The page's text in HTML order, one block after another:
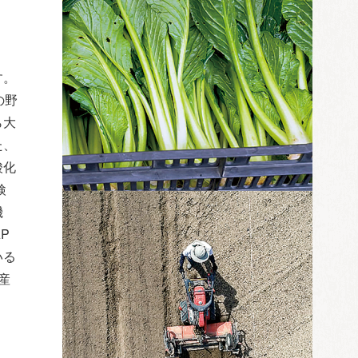
野